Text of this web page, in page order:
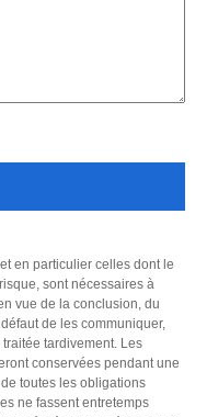
en particulier celles dont le
sont nécessaires à
vue de la conclusion, du
de les communiquer,
tardivement. Les
conservées pendant une
toutes les obligations
ne fassent entretemps